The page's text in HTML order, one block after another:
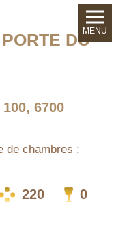
DU
6700
de chambres :
220 0
MENU